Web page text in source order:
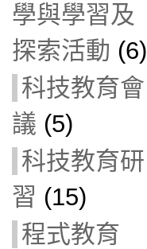
學與學習及
探索活動 (6)
科技教育會
議 (5)
科技教育研
習 (15)
程式教育